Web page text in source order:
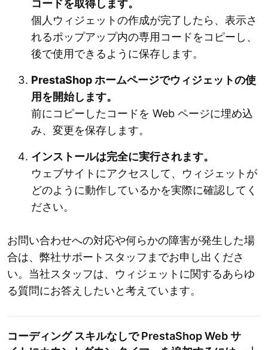
コードを取得します。
個人ウィジェットの作成が完了したら、表示さ
れるポップアップ内の専用コードをコピーし、
後で使用できるように保存します。
PrestaShop ホームページでウィジェットの使
用を開始します。
前にコピーしたコードを Web ページに埋め込
み、変更を保存します。
インストールは完全に実行されます。
ウェブサイトにアクセスして、ウィジェットが
どのように動作しているかを実際に確認してく
ださい。
お問い合わせへの対応や何らかの障害が発生した場
合は、弊社サポートスタッフまでお申し出くださ
い。当社スタッフは、ウィジェットに関するあらゆ
る質問にお答えしたいと考えています。
コーディング スキルなしで PrestaShop Web サ